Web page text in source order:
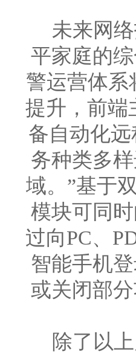
未来网络
平家庭的
警运营体系
提升，前端
备自动化
务种类多
域。”基于
模块可同
过向PC、
智能手机
或关闭部
除了以上